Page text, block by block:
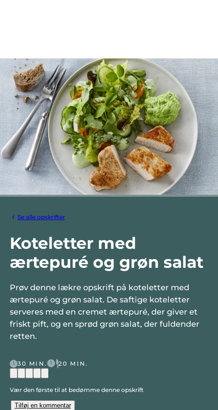
Se alle opskrifter
Koteletter med
ærtepuré og grøn salat
Prøv denne lækre opskrift på koteletter med
ærtepuré og grøn salat. De saftige koteletter
serveres med en cremet ærtepuré, der giver et
friskt pift, og en sprød grøn salat, der fuldender
retten.
30 MIN. 20 MIN.
Vær den første til at bedømme denne opskrift
Tilføj en kommentar